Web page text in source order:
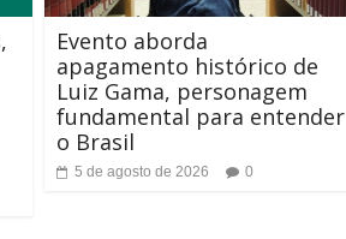
Evento aborda
apagamento histórico de
Luiz Gama, personagem
fundamental para entender
o Brasil
5 de agosto de 2026 0